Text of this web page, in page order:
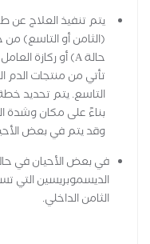
يتم تنفيذ العلاج عن
(الثامن أو التاسع) من
تأتي من منتجات الدم
التاسع. يتم تحديد
بناءً على مكان وشدة
وقد يتم في بعض
الديسموبريسين التي
الثامن الداخلي.